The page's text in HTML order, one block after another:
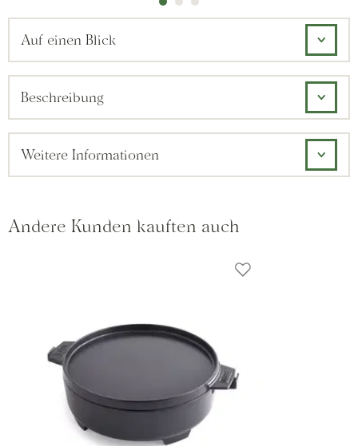
Auf einen Blick
Beschreibung
Weitere Informationen
Andere Kunden kauften auch